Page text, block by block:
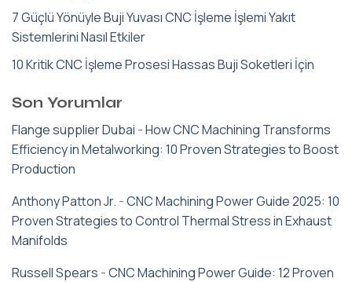
7 Güçlü Yönüyle Buji Yuvası CNC İşleme İşlemi Yakıt
Sistemlerini Nasıl Etkiler
10 Kritik CNC İşleme Prosesi Hassas Buji Soketleri İçin
Son Yorumlar
Flange supplier Dubai -How CNC Machining Transforms
Efficiency in Metalworking: 10 Proven Strategies to Boost
Production
Anthony Patton Jr. -CNC Machining Power Guide 2025: 10
Proven Strategies to Control Thermal Stress in Exhaust
Manifolds
Russell Spears -CNC Machining Power Guide: 12 Proven